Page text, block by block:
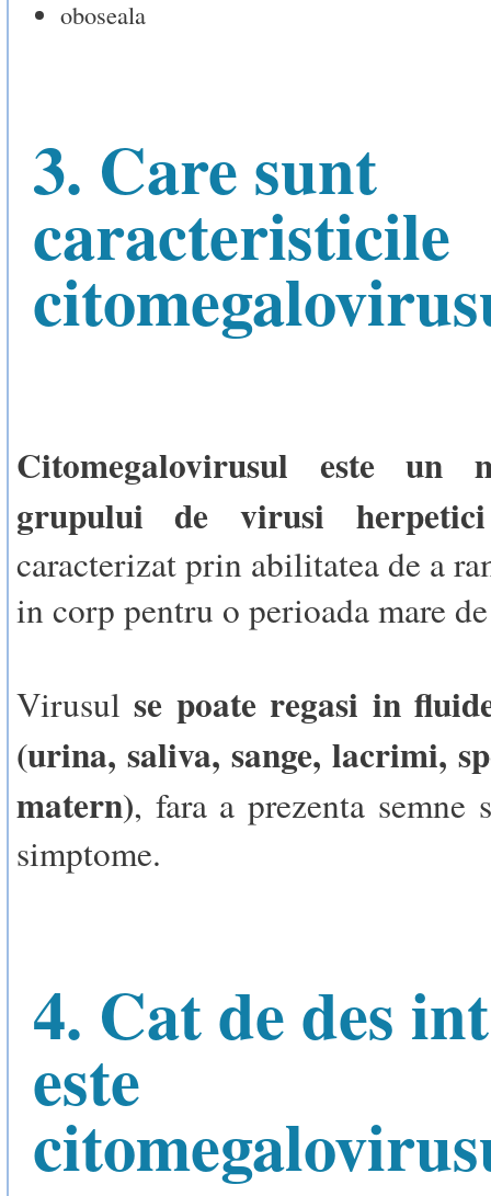
oboseala
3. Care sunt
caracteristicile
Citomegalovirusul este un
grupului de virusi herpetici
caracterizat prin abilitatea de a
in corp pentru o perioada mare
Virusulse poate regasi in
(urina, saliva, sange, lacrimi,
matern), fara a prezenta semne
simptome.
4. Cat de des
este